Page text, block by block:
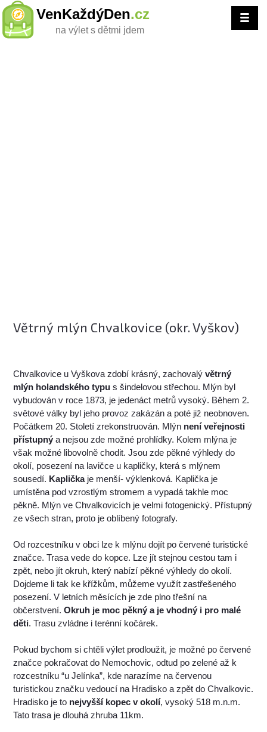
VenKaždýDen.cz
na výlet s dětmi jdem
Větrný mlýn Chvalkovice (okr. Vyškov)
Chvalkovice u Vyškova zdobí krásný, zachovalývětrný
mlýn holandského typu s šindelovou střechou. Mlýn byl
vybudován v roce 1873, je jedenáct metrů vysoký. Během 2.
světové války byl jeho provoz zakázán a poté již neobnoven.
Počátkem 20. Století zrekonstruován. Mlýn není veřejnosti
přístupný a nejsou zde možné prohlídky. Kolem mlýna je
však možné libovolně chodit. Jsou zde pěkné výhledy do
okolí, posezení na lavičce u kapličky, která s mlýnem
sousedí. Kapličkaje menší- výklenková. Kaplička je
umístěna pod vzrostlým stromem a vypadá takhle moc
pěkně. Mlýn ve Chvalkovicích je velmi fotogenický. Přístupný
ze všech stran, proto je oblíbený fotografy.
Od rozcestníku v obci lze k mlýnu dojít po červené turistické
značce. Trasa vede do kopce. Lze jít stejnou cestou tam i
zpět, nebo jít okruh, který nabízí pěkné výhledy do okolí.
Dojdeme li tak ke křížkům, můžeme využít zastřešeného
posezení. V letních měsících je zde plno třešní na
občerstvení.Okruh je moc pěkný a je vhodný i pro malé
děti. Trasu zvládne i terénní kočárek.
Pokud bychom si chtěli výlet prodloužit, je možné po červené
značce pokračovat do Nemochovic, odtud po zelené až k
rozcestníku “u Jelínka”, kde narazíme na červenou
turistickou značku vedoucí na Hradisko a zpět do Chvalkovic.
Hradisko je to nejvyšší kopec v okolí, vysoký 518 m.n.m.
Tato trasa je dlouhá zhruba 11km.